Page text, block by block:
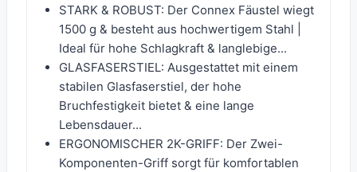
STARK & ROBUST: Der Connex Fäustel wiegt
1500 g & besteht aus hochwertigem Stahl |
Ideal für hohe Schlagkraft & langlebige...
GLASFASERSTIEL: Ausgestattet mit einem
stabilen Glasfaserstiel, der hohe
Bruchfestigkeit bietet & eine lange
Lebensdauer...
ERGONOMISCHER 2K-GRIFF: Der Zwei-
Komponenten-Griff sorgt für komfortablen